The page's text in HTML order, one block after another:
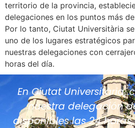
territorio de la provincia,
delegaciones en los puntos más
Por lo tanto, Ciutat Universitària
uno de los lugares estratégicos
nuestras delegaciones con
horas del día.
En Ciutat Universitària,
nuestra delegación
disponibles las 24